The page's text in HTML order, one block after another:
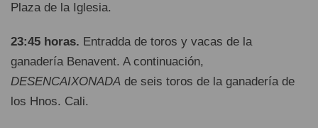
Plaza de la Iglesia.
23:45 horas. Entradda de toros y vacas de la
ganadería Benavent. A continuación,
DESENCAIXONADA de seis toros de la ganadería de
los Hnos. Cali.